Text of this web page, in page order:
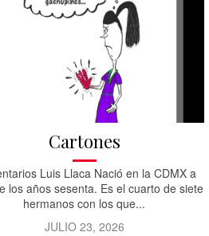
Cartones
Luis Llaca Nació en la CDMX a
los años sesenta. Es el cuarto de siete
hermanos con los que...
JULIO 23, 2026